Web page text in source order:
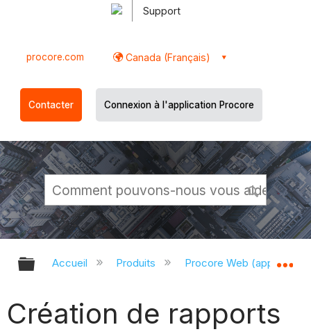
Support
procore.com Canada (Français)
Contacter Connexion à l'application Procore
Développer/réduire la hiérarchie
Accueil Produits Procore Web
Création de rapports